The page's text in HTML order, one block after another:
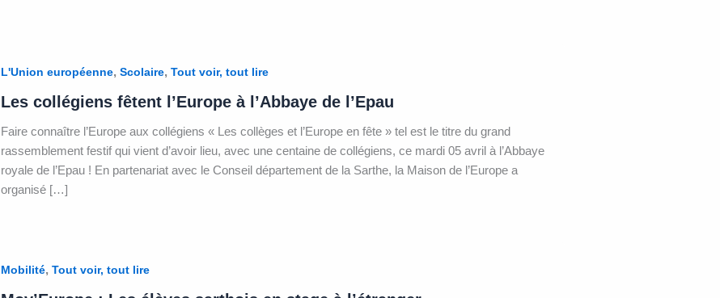
L'Union européenne, Scolaire, Tout voir, tout lire
Les collégiens fêtent l’Europe à l’Abbaye de l’Epau
Faire connaître l’Europe aux collégiens « Les collèges et l’Europe en fête » tel est le titre du grand
rassemblement festif qui vient d’avoir lieu, avec une centaine de collégiens, ce mardi 05 avril à l’Abbaye
royale de l’Epau ! En partenariat avec le Conseil département de la Sarthe, la Maison de l’Europe a
organisé […]
Mobilité, Tout voir, tout lire